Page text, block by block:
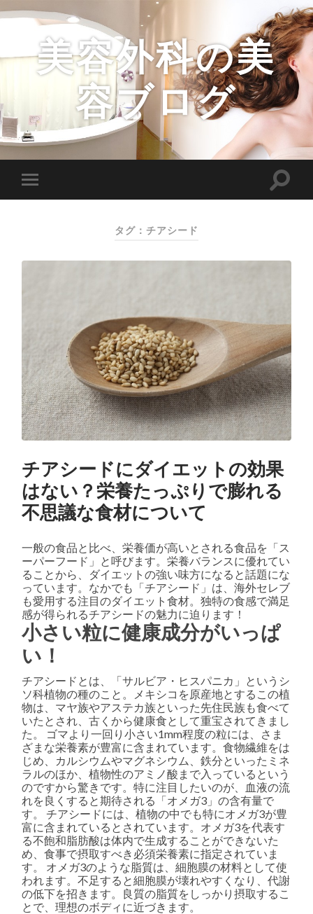
美容外科の美
容ブログ
タグ：チアシード
チアシードにダイエットの効果
はない？栄養たっぷりで膨れる
不思議な食材について
一般の食品と比べ、栄養価が高いとされる食品を「ス
ーパーフード」と呼びます。栄養バランスに優れてい
ることから、ダイエットの強い味方になると話題にな
っています。なかでも「チアシード」は、海外セレブ
も愛用する注目のダイエット食材。独特の食感で満足
感が得られるチアシードの魅力に迫ります！
小さい粒に健康成分がいっぱ
い！
チアシードとは、「サルビア・ヒスパニカ」というシ
ソ科植物の種のこと。メキシコを原産地とするこの植
物は、マヤ族やアステカ族といった先住民族も食べて
いたとされ、古くから健康食として重宝されてきまし
た。 ゴマより一回り小さい1mm程度の粒には、さま
ざまな栄養素が豊富に含まれています。食物繊維をは
じめ、カルシウムやマグネシウム、鉄分といったミネ
ラルのほか、植物性のアミノ酸まで入っているという
のですから驚きです。特に注目したいのが、血液の流
れを良くすると期待される「オメガ3」の含有量で
す。 チアシードには、植物の中でも特にオメガ3が豊
富に含まれているとされています。オメガ3を代表す
る不飽和脂肪酸は体内で生成することができないた
め、食事で摂取すべき必須栄養素に指定されていま
す。 オメガ3のような脂質は、細胞膜の材料として使
われます。不足すると細胞膜が壊れやすくなり、代謝
の低下を招きます。良質の脂質をしっかり摂取するこ
とで、理想のボディに近づきます。